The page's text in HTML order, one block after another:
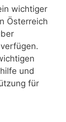
wichtiger
Österreich
und
für